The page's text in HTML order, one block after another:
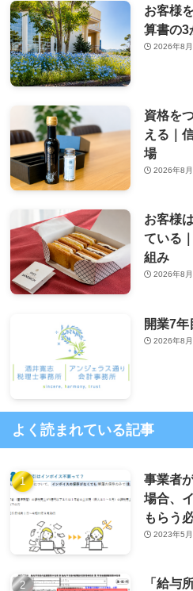
お客様
算書の3
2026年8月
資格を
える｜
場
2026年8月
お客様
ている
組み
2026年8月
開業7年
2026年8月
よく読まれている記事
事業者
場合、
もらう
2023年5
「給与